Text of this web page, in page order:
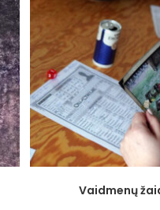
Vaidmenų